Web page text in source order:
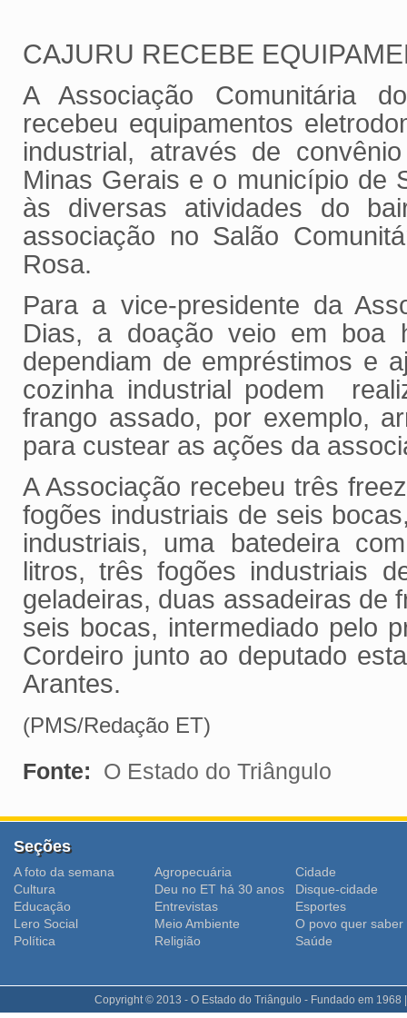
CAJURU RECEBE
A Associação Comunitária
recebeu equipamentos
industrial, através de
Minas Gerais e o município de
às diversas atividades do
associação no Salão
Rosa.
Para a vice-presidente da
Dias, a doação veio em boa
dependiam de empréstimos e
cozinha industrial podem
frango assado, por exemplo,
para custear as ações da
A Associação recebeu três
fogões industriais de seis
industriais, uma batedeira
litros, três fogões industriais
geladeiras, duas assadeiras de
seis bocas, intermediado pelo
Cordeiro junto ao deputado
Arantes.
(PMS/Redação ET)
Fonte: O Estado do Triângulo
Seções
A foto da semana Agropecuária
Cidade
Cultura
Deu no ET há 30 anos
Disque-cidade
Educação
Entrevistas
Esportes
Lero Social
Meio Ambiente
O povo quer saber
Polí­tica
Religião Saúde
Copyright © 2013 - O Estado do Triângulo - Fundado em